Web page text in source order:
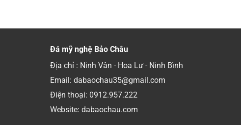
Đá mỹ nghệ Bảo Châu
Địa chỉ : Ninh Vân - Hoa Lư - Ninh Bình
Email: dabaochau35@gmail.com
Điện thoại: 0912.957.222
Website: dabaochau.com